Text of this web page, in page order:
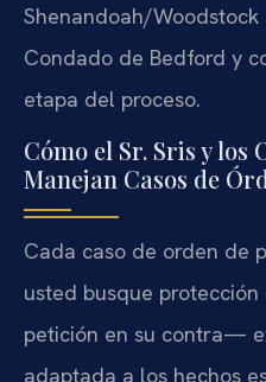
Shenandoah/
Condado de Bedford y
etapa del proceso.
Cómo el Sr. Sris y los
Manejan Casos de
Cada caso de orden de
usted busque
petición en su contra—
adaptada a los hechos